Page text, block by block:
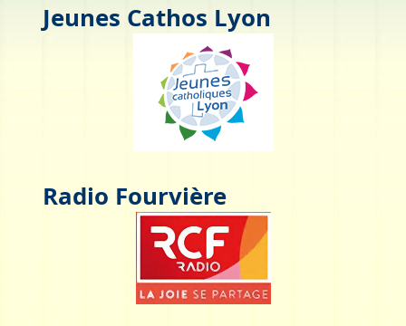
Jeunes Cathos Lyon
Radio Fourvière